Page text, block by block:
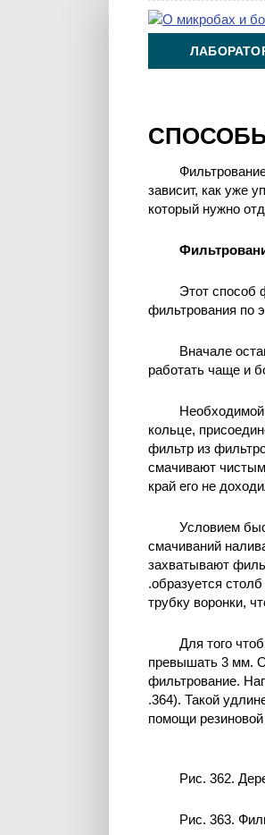
зависит, как уже
который нужно
Этот способ
фильтрования по
Вначале
работать чаще и
кольце,
фильтр из
смачивают
край его не
Условием
смачиваний
захватывают
.образуется
трубку воронки,
Для того
превышать 3 мм.
фильтрование.
.364). Такой
помощи
Рис. 362.
Рис. 363.